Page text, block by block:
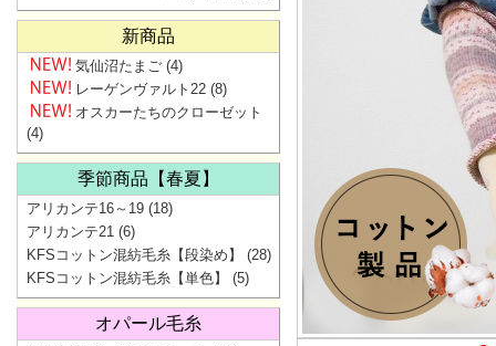
新商品
気仙沼たまご (4)
レーゲンヴァルト22 (8)
オスカーたちのクローゼット
(4)
季節商品【春夏】
アリカンテ16～19 (18)
アリカンテ21 (6)
KFSコットン混紡毛糸【段染め】
(28)
KFSコットン混紡毛糸【単色】
(5)
オパール毛糸